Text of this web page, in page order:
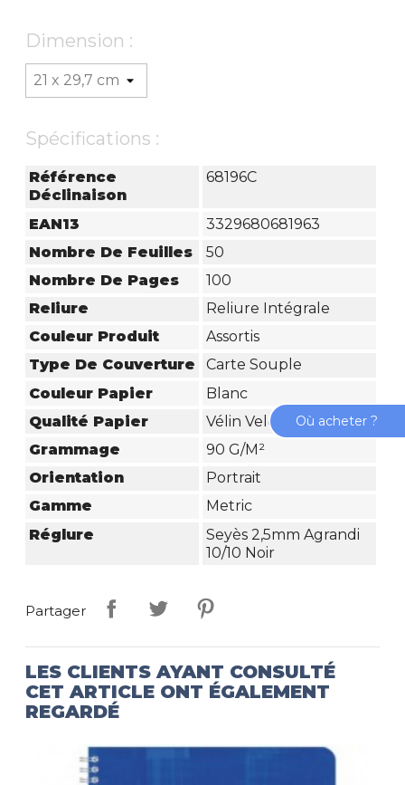
Dimension :
Spécifications :
Référence
Déclinaison
68196C
EAN13
3329680681963
Nombre De Feuilles
50
Nombre De Pages
100
Reliure
Reliure Intégrale
Couleur Produit
Assortis
Type De Couverture
Carte Souple
Couleur Papier
Blanc
Qualité Papier
Vélin Velouté
Grammage
90 G/m²
Orientation
Portrait
Gamme
Metric
Réglure
Seyès 2,5mm Agrandi
10/10 Noir
Partager
LES CLIENTS AYANT CONSULTÉ
CET ARTICLE ONT ÉGALEMENT
REGARDÉ
Où acheter ?